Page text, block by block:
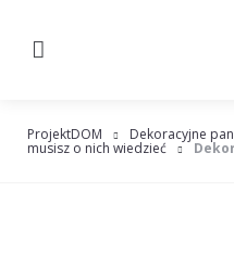
ProjektDOM Dekoracyjne
musisz o nich wiedzieć